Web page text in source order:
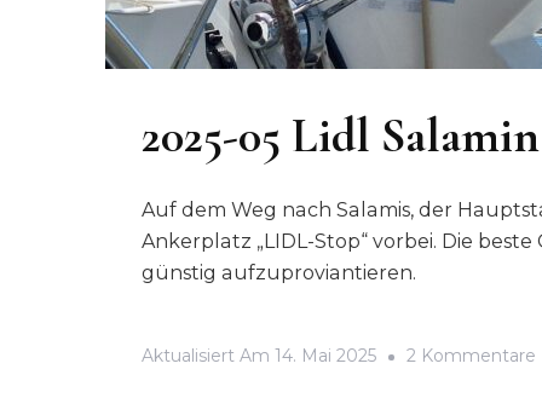
2025-05 Lidl
Auf dem Weg nach Salamis, der
Ankerplatz „LIDL-Stop“ vorbei. Die
günstig aufzuproviantieren.
Aktualisiert Am 14. Mai 2025 2 Kommentare